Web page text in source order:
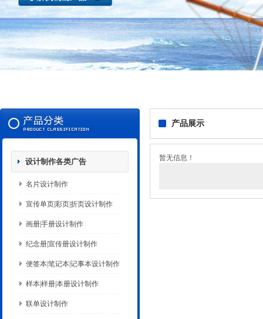
设计制作各类广告
名片设计制作
宣传单页|彩页|折页设计制作
画册|手册设计制作
纪念册|宣传册设计制作
便签本|笔记本|记事本设计制作
样本|样册|本册设计制作
联单设计制作
产品展示
暂无信息！